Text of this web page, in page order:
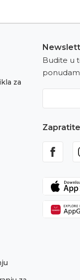
za
Budite u